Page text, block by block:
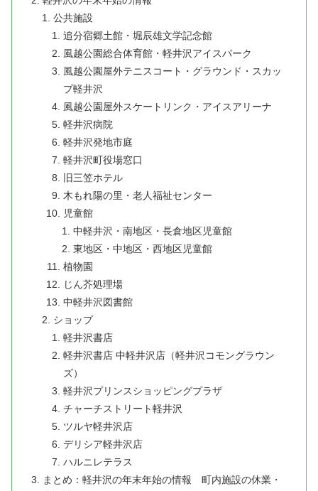
公共施設
追分宿郷土館・堀辰雄文学記念館
風越公園総合体育館・軽井沢アイスパーク
風越公園屋外テニスコート・グラウンド・スカッ
プ軽井沢
風越公園屋外スケートリンク・アイスアリーナ
軽井沢病院
軽井沢発地市庭
軽井沢町役場窓口
旧三笠ホテル
木もれ陽の里・老人福祉センター
児童館
中軽井沢・南地区・長倉地区児童館
東地区・中地区・西地区児童館
植物園
じん芥処理場
中軽井沢図書館
ショップ
軽井沢書店
軽井沢書店 中軽井沢店（軽井沢コモングラウン
ズ）
軽井沢プリンスショッピングプラザ
チャーチストリート軽井沢
ツルヤ軽井沢店
デリシア軽井沢店
ハルニレテラス
まとめ：軽井沢の年末年始の情報 町内施設の休業・